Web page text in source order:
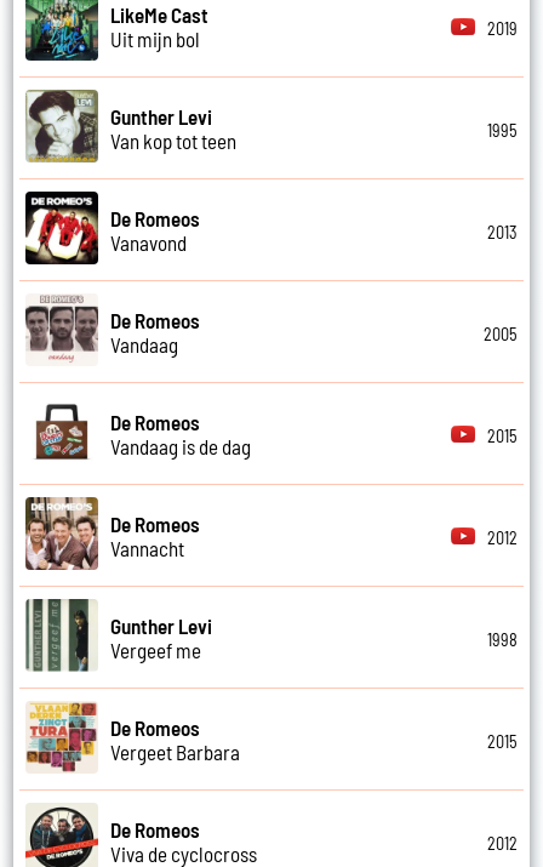
LikeMe Cast
Uit mijn bol
2019
Gunther Levi
Van kop tot teen
1995
De Romeos
Vanavond
2013
De Romeos
Vandaag
2005
De Romeos
Vandaag is de dag
2015
De Romeos
Vannacht
2012
Gunther Levi
Vergeef me
1998
De Romeos
Vergeet Barbara
2015
De Romeos
Viva de cyclocross
2012